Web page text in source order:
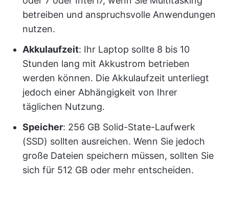
betreiben und anspruchsvolle Anwendungen
nutzen.
Akkulaufzeit: Ihr Laptop sollte 8 bis 10
Stunden lang mit Akkustrom betrieben
werden können. Die Akkulaufzeit unterliegt
jedoch einer Abhängigkeit von Ihrer
täglichen Nutzung.
Speicher: 256 GB Solid-State-Laufwerk
(SSD) sollten ausreichen. Wenn Sie jedoch
große Dateien speichern müssen, sollten Sie
sich für 512 GB oder mehr entscheiden.